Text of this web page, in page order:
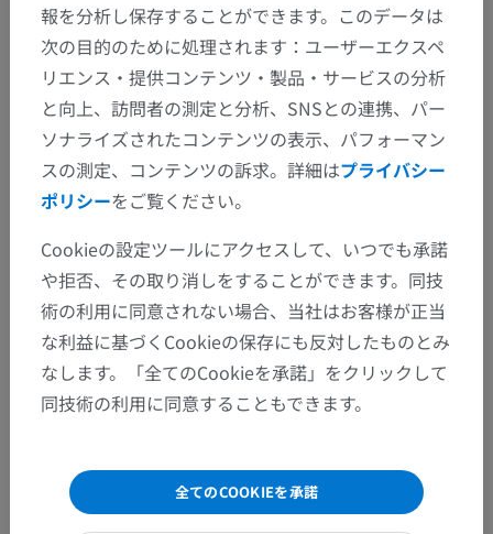
人体解剖学1
動物の比較解剖学
翻訳
間違いを発見しましたか？
修正や翻訳、内容の改善の提案がありましたらどう
ぞお知らせください。
問題を報告
報を分析し保存することができます。このデータは
次の目的のために処理されます：ユーザーエクスペ
リエンス・提供コンテンツ・製品・サービスの分析
と向上、訪問者の測定と分析、SNSとの連携、パー
ソナライズされたコンテンツの表示、パフォーマン
スの測定、コンテンツの訴求。詳細はプライバシー
ポリシーをご覧ください。
Cookieの設定ツールにアクセスして、いつでも承諾
や拒否、その取り消しをすることができます。同技
術の利用に同意されない場合、当社はお客様が正当
な利益に基づくCookieの保存にも反対したものとみ
なします。「全てのCookieを承諾」をクリックして
同技術の利用に同意することもできます。
全てのCOOKIEを承諾